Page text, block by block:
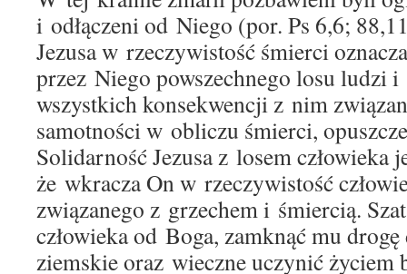
i odłączeni od Niego (por. Ps 6,6;
Jezusa w rzeczywistość śmierci
przez Niego powszechnego losu ludzi
wszystkich konsekwencji z nim
samotności w obliczu śmierci,
Solidarność Jezusa z losem człowieka
że wkracza On w rzeczywistość
związanego z grzechem i śmiercią.
człowieka od Boga, zamknąć mu
ziemskie oraz wieczne uczynić życiem